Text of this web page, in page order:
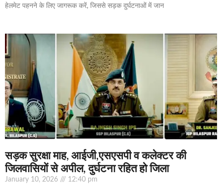
हेलमेट पहनने के लिए जागरूक करें, जिससे सड़क दुर्घटनाओं में जान
सड़क सुरक्षा माह, आईजी,एसएसपी व कलेक्टर की
जिलवासियों से अपील, दुर्घटना रहित हो जिला
January 10, 2026 12:40 pm